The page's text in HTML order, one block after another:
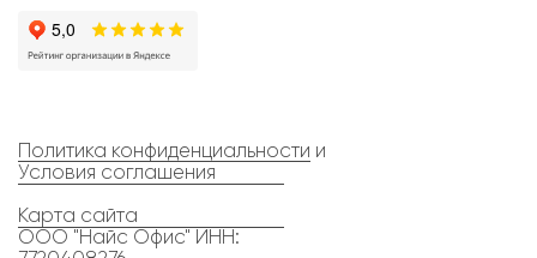
Политика конфиденциальности и
Условия соглашения
Карта сайта
ООО "Найс Офис" ИНН: